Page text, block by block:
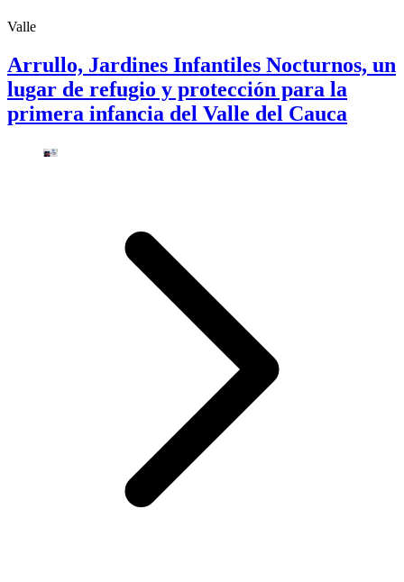
Valle
Arrullo, Jardines Infantiles Nocturnos, un
lugar de refugio y protección para la
primera infancia del Valle del Cauca